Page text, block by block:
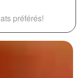
préférés!